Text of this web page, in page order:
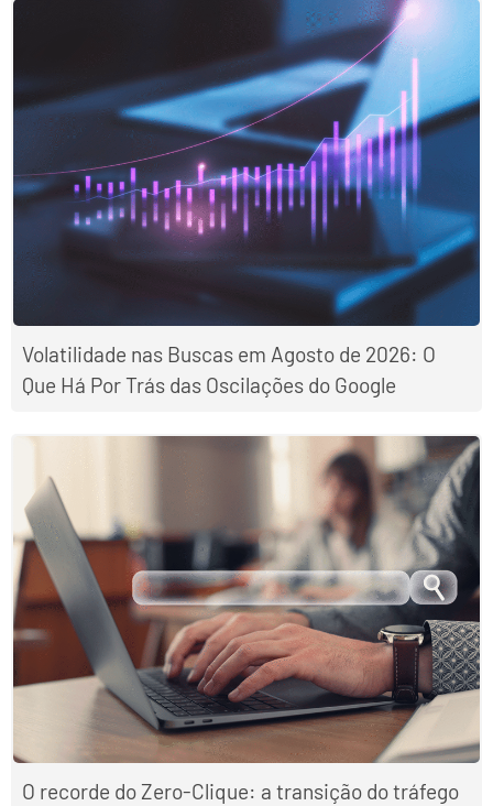
Volatilidade nas Buscas em Agosto de 2026: O
Que Há Por Trás das Oscilações do Google
O recorde do Zero-Clique: a transição do tráfego